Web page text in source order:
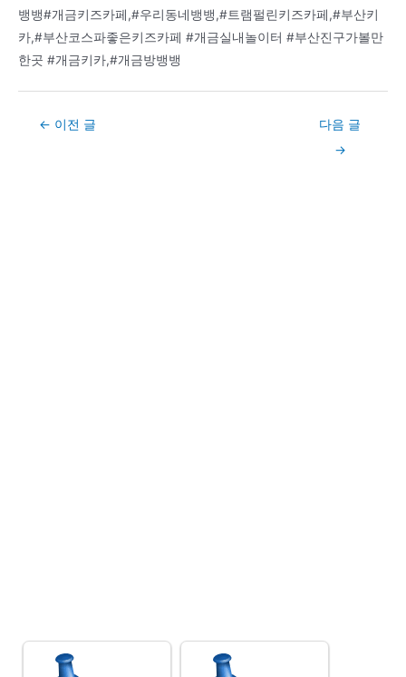
뱅뱅#개금키즈카페,#우리동네뱅뱅,#트램펄린키즈카페,#부산키
카,#부산코스파좋은키즈카페 #개금실내놀이터 #부산진구가볼만
한곳 #개금키카,#개금방뱅뱅
Post← 이전 글
다음 글
→